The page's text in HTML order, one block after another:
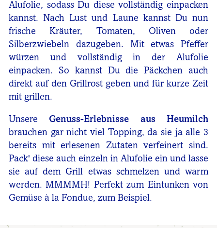
Alufolie, sodass Du diese vollständig einpacken
kannst. Nach Lust und Laune kannst Du nun
frische Kräuter, Tomaten, Oliven oder
Silberzwiebeln dazugeben. Mit etwas Pfeffer
würzen und vollständig in der Alufolie
einpacken. So kannst Du die Päckchen auch
direkt auf den Grillrost geben und für kurze Zeit
mit grillen.
Unsere Genuss-Erlebnisse aus Heumilch
brauchen gar nicht viel Topping, da sie ja alle 3
bereits mit erlesenen Zutaten verfeinert sind.
Pack' diese auch einzeln in Alufolie ein und lasse
sie auf dem Grill etwas schmelzen und warm
werden. MMMMH! Perfekt zum Eintunken von
Gemüse à la Fondue, zum Beispiel.